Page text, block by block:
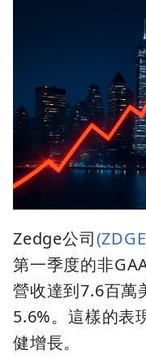
Zedge公司
第一季度的非
營收達到7.6百萬
5.6%。這樣的表
健增長。